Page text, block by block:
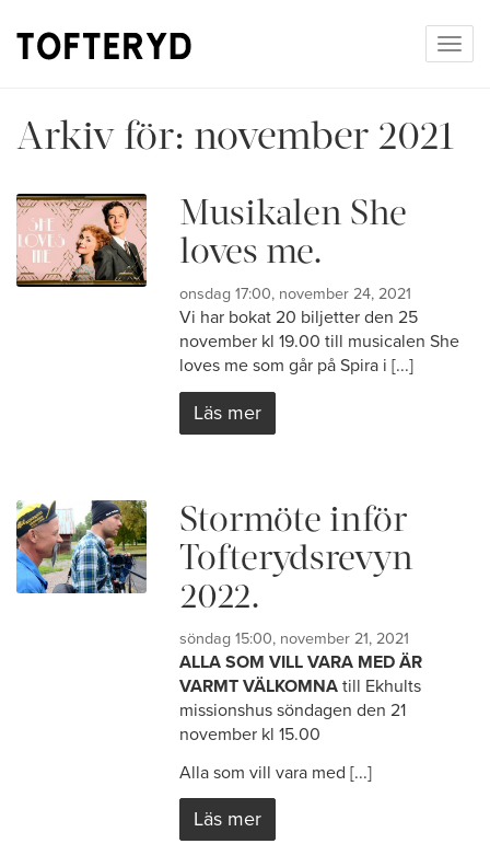
Arkiv för: november 2021
Musikalen She
loves me.
onsdag 17:00, november 24, 2021
Vi har bokat 20 biljetter den 25
november kl 19.00 till musicalen She
loves me som går på Spira i [...]
Läs mer
Stormöte inför
Tofterydsrevyn
2022.
söndag 15:00, november 21, 2021
ALLA SOM VILL VARA MED ÄR
VARMT VÄLKOMNA till Ekhults
missionshus söndagen den 21
november kl 15.00
Alla som vill vara med [...]
Läs mer